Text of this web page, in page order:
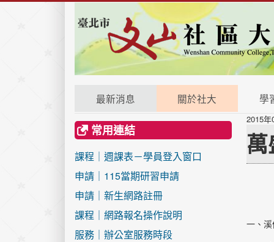
最新消息 關於社大 學
常用連結
課程｜週課表－學員登入窗口
申請｜115當期研習申請
申請｜新生網路註冊
課程｜網路報名操作說明
服務｜辦公室服務時段
2015年
一、溪